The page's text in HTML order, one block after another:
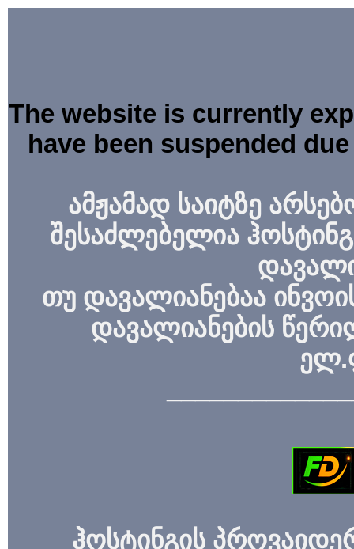
The website is currently
have been suspended
ამჟამად საიტზე
შესაძლებელია
თუ დავალიანებაა
დავალიანების
ჰოსტინგის